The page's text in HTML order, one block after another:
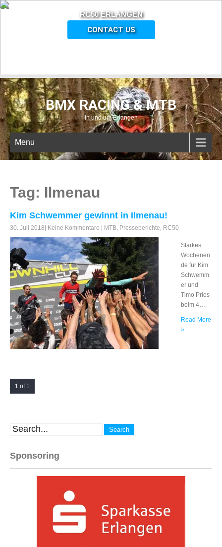
RC50 ERLANGEN
CONTACT US
BMX RACING & MTB
in und um Erlangen
Menu
Tag: Ilmenau
Kim Schwemmer gewinnt in Ilmenau!
30. Juli 2018 Keine Kommentare MTB, Presseberichte, RC50
Starkes
Wochenen
de für Kim
Schwemm
er und
Timo Pries
beim 4….
Read More
»
1 of 1
Sponsoring